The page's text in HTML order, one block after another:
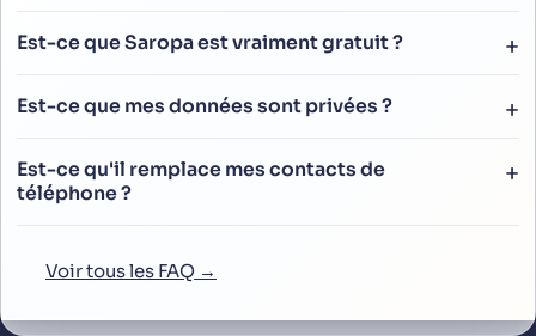
Est-ce que Saropa est vraiment gratuit ?
Est-ce que mes données sont privées ?
Est-ce qu'il remplace mes contacts de
téléphone ?
Voir tous les FAQ →